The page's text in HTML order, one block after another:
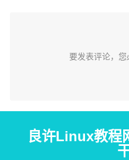
要发表评论，您
良许Linux教程